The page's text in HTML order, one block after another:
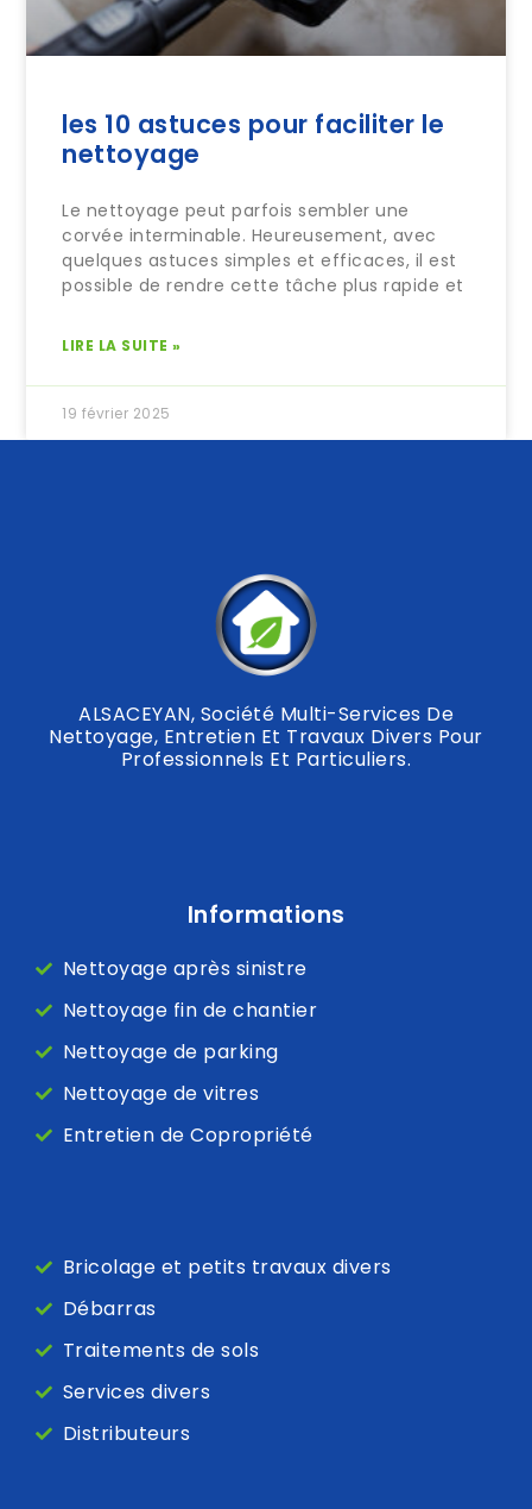
les 10 astuces pour faciliter le
nettoyage
Le nettoyage peut parfois sembler une
corvée interminable. Heureusement, avec
quelques astuces simples et efficaces, il est
possible de rendre cette tâche plus rapide et
LIRE LA SUITE »
19 février 2025
ALSACEYAN, Société Multi-Services De
Nettoyage, Entretien Et Travaux Divers Pour
Professionnels Et Particuliers.
Informations
Nettoyage après sinistre
Nettoyage fin de chantier
Nettoyage de parking
Nettoyage de vitres
Entretien de Copropriété
Bricolage et petits travaux divers
Débarras
Traitements de sols
Services divers
Distributeurs